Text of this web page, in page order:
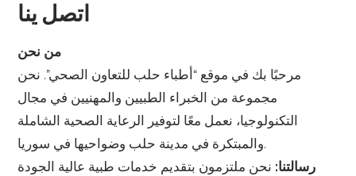
اتصل ينا
من نحن
مرحبًا بك في موقع “أطباء حلب للتعاون الصحي”. نحن
مجموعة من الخبراء الطبيين والمهنيين في مجال
التكنولوجيا، نعمل معًا لتوفير الرعاية الصحية الشاملة
والمبتكرة في مدينة حلب وضواحيها في سوريا.
رسالتنا: نحن ملتزمون بتقديم خدمات طبية عالية الجودة